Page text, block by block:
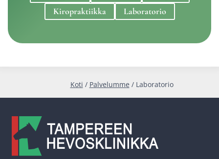
Kiroprak­tiik­ka
Labo­ra­to­rio
Koti / Pal­ve­lum­me / Labo­ra­to­rio